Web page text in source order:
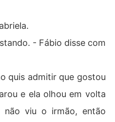
- Fábio disse com
quis admitir que gostou
e ela olhou em volta
não viu o irmão, então